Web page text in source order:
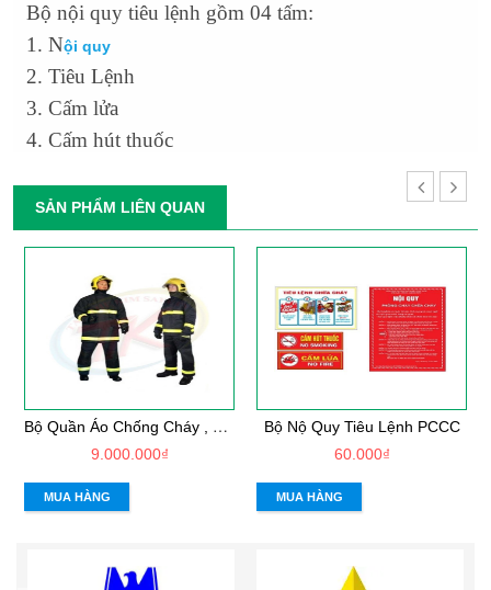
Bộ nội quy tiêu lệnh gồm 04 tấm:
1. Nội quy
2. Tiêu Lệnh
3. Cấm lửa
4. Cấm hút thuốc
SẢN PHẨM LIÊN QUAN
B
Ộ Quần Áo Chống Cháy , Chịu Nhiệt - Vải Dick Son PTL
9.000.000₫
MUA HÀNG
Bộ Nộ Quy Tiêu Lệnh PCCC
60.000₫
MUA HÀNG